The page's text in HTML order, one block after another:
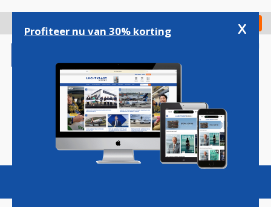
gaan
Check in
Magazine Podcasts Vacatures
Profiteer nu van 30% korting x